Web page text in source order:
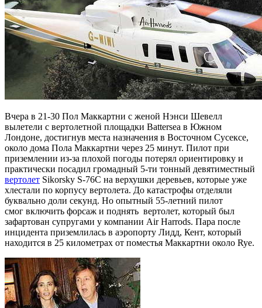
Вчера в 21-30 Пол Маккартни с женой Нэнси Шевелл
вылетели с вертолетной площадки Battersea в Южном
Лондоне, достигнув места назначения в Восточном Сусексе,
около дома Пола Маккартни через 25 минут. Пилот при
приземлении из-за плохой погоды потерял ориентировку и
практически посадил громадный 5-ти тонный девятиместный
вертолет Sikorsky S-76C на верхушки деревьев, которые уже
хлестали по корпусу вертолета. До катастрофы отделяли
буквально доли секунд. Но опытный 55-летний пилот
смог включить форсаж и поднять вертолет, который был
зафартован супругами у компании Air Harrods. Пара после
инцидента приземлилась в аэропорту Лидд, Кент, который
находится в 25 километрах от поместья Маккартни около Rye.